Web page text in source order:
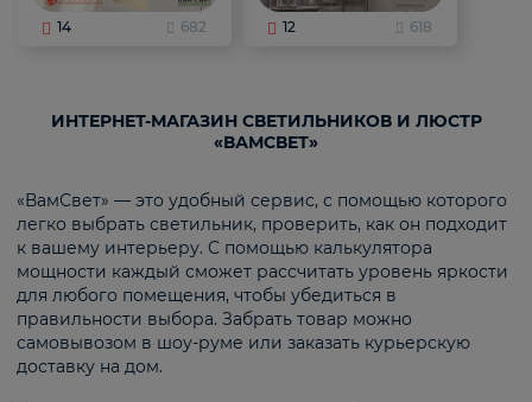
14 682 12 618
ИНТЕРНЕТ-МАГАЗИН СВЕТИЛЬНИКОВ И ЛЮСТР
«ВАМСВЕТ»
«ВамСвет» — это удобный сервис, с помощью которого
легко выбрать светильник, проверить, как он подходит
к вашему интерьеру. С помощью калькулятора
мощности каждый сможет рассчитать уровень яркости
для любого помещения, чтобы убедиться в
правильности выбора. Забрать товар можно
самовывозом в шоу-руме или заказать курьерскую
доставку на дом.